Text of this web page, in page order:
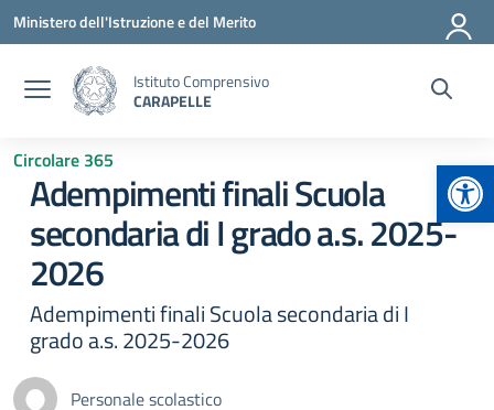
Vai ai contenuti
Vai al menu di navigazione
Vai al footer
Ministero dell'Istruzione e del Merito
Istituto Comprensivo
CARAPELLE
Circolare 365
Adempimenti finali Scuola
secondaria di I grado a.s. 2025-
2026
Adempimenti finali Scuola secondaria di I
grado a.s. 2025-2026
Personale scolastico